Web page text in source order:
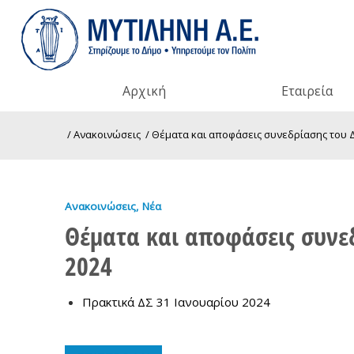
Αρχική Εταιρεία
/Ανακοινώσεις /Θέματα και αποφάσεις συνεδρίασης του
Ανακοινώσεις, Νέα
Θέματα και αποφάσεις
2024
Πρακτικά ΔΣ 31 Ιανουαρίου 2024